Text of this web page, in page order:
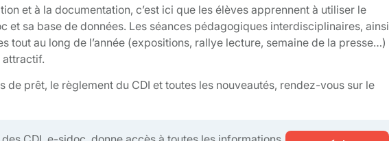
et à la documentation, c’est ici que les élèves apprennent à utiliser le
et sa base de données. Les séances pédagogiques interdisciplinaires, ainsi
tout au long de l’année (expositions, rallye lecture, semaine de la presse…)
attractif.
de prêt, le règlement du CDI et toutes les nouveautés, rendez-vous sur le